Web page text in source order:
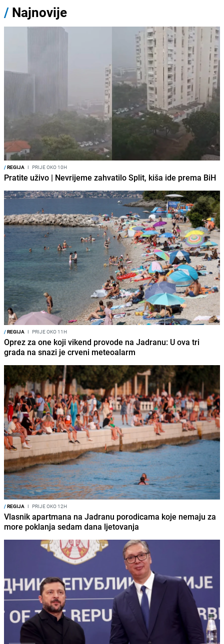
/ Najnovije
/REGIJA I PRIJE OKO 10H
Pratite uživo | Nevrijeme zahvatilo Split, kiša ide prema BiH
/REGIJA I PRIJE OKO 11H
Oprez za one koji vikend provode na Jadranu: U ova tri
grada na snazi je crveni meteoalarm
/REGIJA I PRIJE OKO 12H
Vlasnik apartmana na Jadranu porodicama koje nemaju za
more poklanja sedam dana ljetovanja